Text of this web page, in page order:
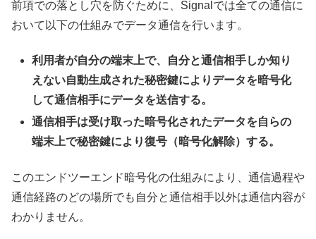
前項での落とし穴を防ぐために、Signalでは全ての通信に
おいて以下の仕組みでデータ通信を行います。
利用者が自分の端末上で、自分と通信相手しか知り
えない自動生成された秘密鍵によりデータを暗号化
して通信相手にデータを送信する。
通信相手は受け取った暗号化されたデータを自らの
端末上で秘密鍵により復号（暗号化解除）する。
このエンドツーエンド暗号化の仕組みにより、通信過程や
通信経路のどの場所でも自分と通信相手以外は通信内容が
わかりません。